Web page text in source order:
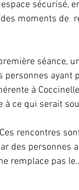
espace sécurisé,
moments de
séance,
personnes ayant
à
à ce qui serait
Ces rencontres
des personnes
remplace pas